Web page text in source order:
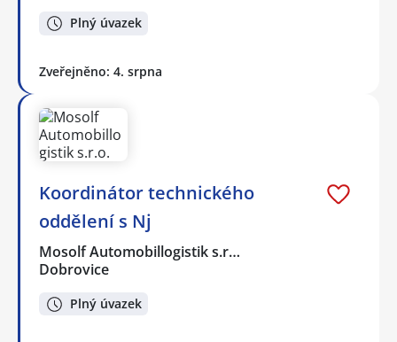
Plný úvazek
Zveřejněno: 4. srpna
Koordinátor technického
oddělení s Nj
Mosolf Automobillogistik s.r…
Dobrovice
Plný úvazek